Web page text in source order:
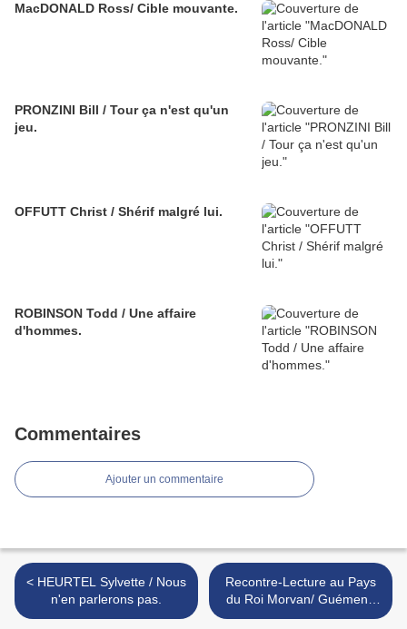
MacDONALD Ross/ Cible mouvante.
PRONZINI Bill / Tour ça n'est qu'un
jeu.
OFFUTT Christ / Shérif malgré lui.
ROBINSON Todd / Une affaire
d'hommes.
Commentaires
Ajouter un commentaire
< HEURTEL Sylvette / Nous
n'en parlerons pas.
Recontre-Lecture au Pays
du Roi Morvan/ Guémené
sur Scorff. >